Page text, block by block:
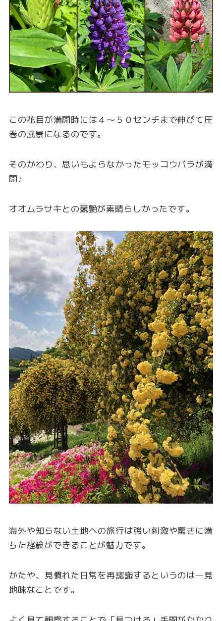
この花目が満開時には４〜５０センチまで伸びて圧
巻の風景になるのです。
そのかわり、思いもよらなかったモッコウバラが満
開♪
オオムラサキとの競艶が素晴らしかったです。
海外や知らない土地への旅行は強い刺激や驚きに満
ちた経験ができることが魅力です。
かたや、見慣れた日常を再認識するというのは一見
地味なことです。